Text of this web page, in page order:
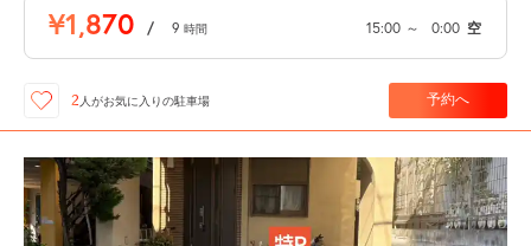
¥1,870 / 9 時間 15:00 ～ 0:00 空
2 人がお気に入りの駐車場 予約へ